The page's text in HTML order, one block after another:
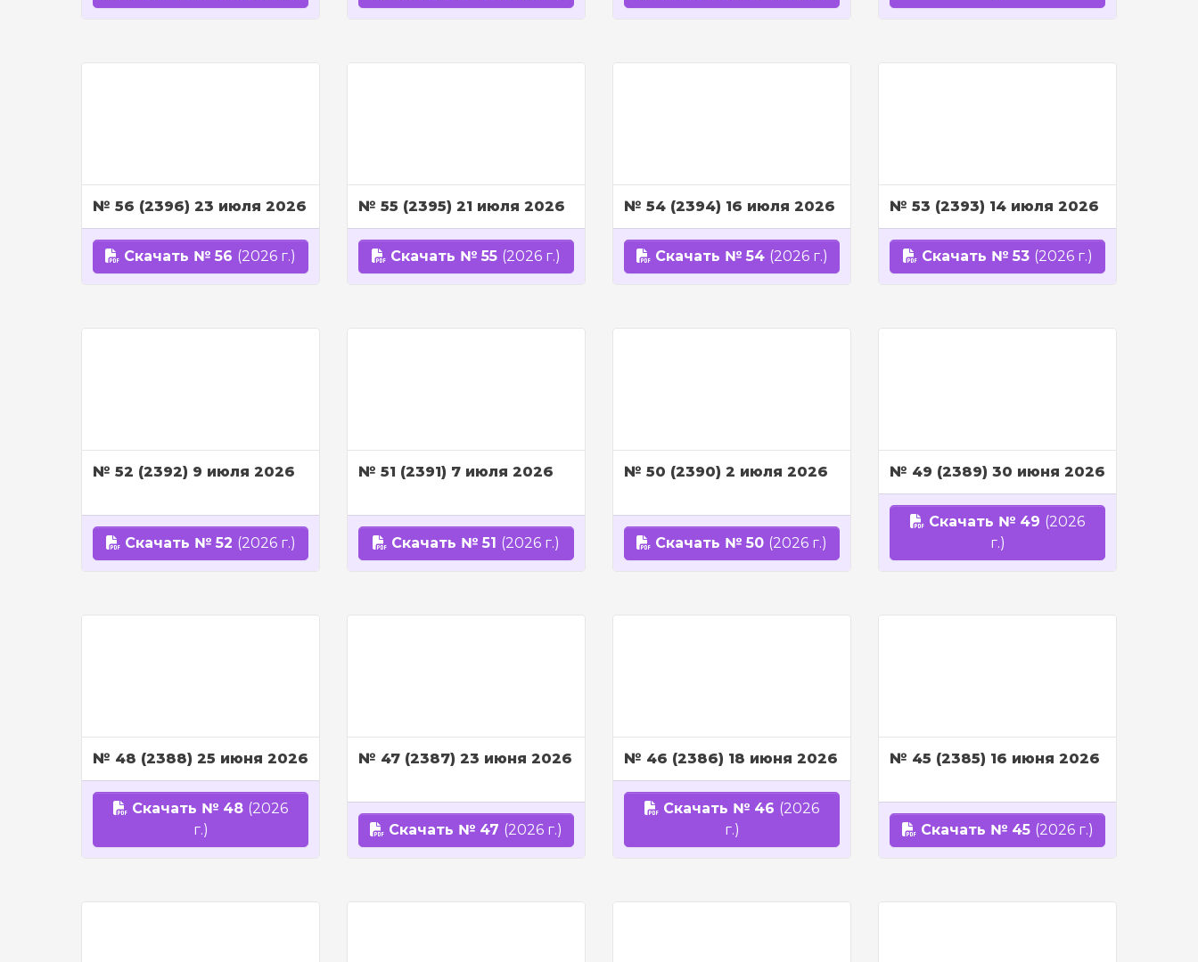
№ 56 (2396) 23 июля 2026
Скачать № 56 (2026 г.)
№ 55 (2395) 21 июля 2026
Скачать № 55 (2026 г.)
№ 54 (2394) 16 июля 2026
Скачать № 54 (2026 г.)
№ 53 (2393) 14 июля 2026
Скачать № 53 (2026 г.)
№ 52 (2392) 9 июля 2026
Скачать № 52 (2026 г.)
№ 51 (2391) 7 июля 2026
Скачать № 51 (2026 г.)
№ 50 (2390) 2 июля 2026
Скачать № 50 (2026 г.)
№ 49 (2389) 30 июня 2026
Скачать № 49 (2026
г.)
№ 48 (2388) 25 июня 2026
Скачать № 48 (2026
г.)
№ 47 (2387) 23 июня 2026
Скачать № 47 (2026 г.)
№ 46 (2386) 18 июня 2026
Скачать № 46 (2026
г.)
№ 45 (2385) 16 июня 2026
Скачать № 45 (2026 г.)